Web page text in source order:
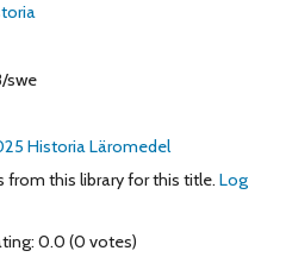
swe
Historia Läromedel
from this library for this title. Log
0.0 (0 votes)